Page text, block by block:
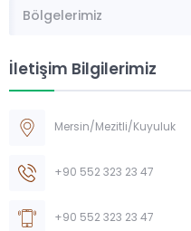
Bölgelerimiz
İletişim Bilgilerimiz
Mersin/Mezitli/Kuyuluk
+90 552 323 23 47
+90 552 323 23 47